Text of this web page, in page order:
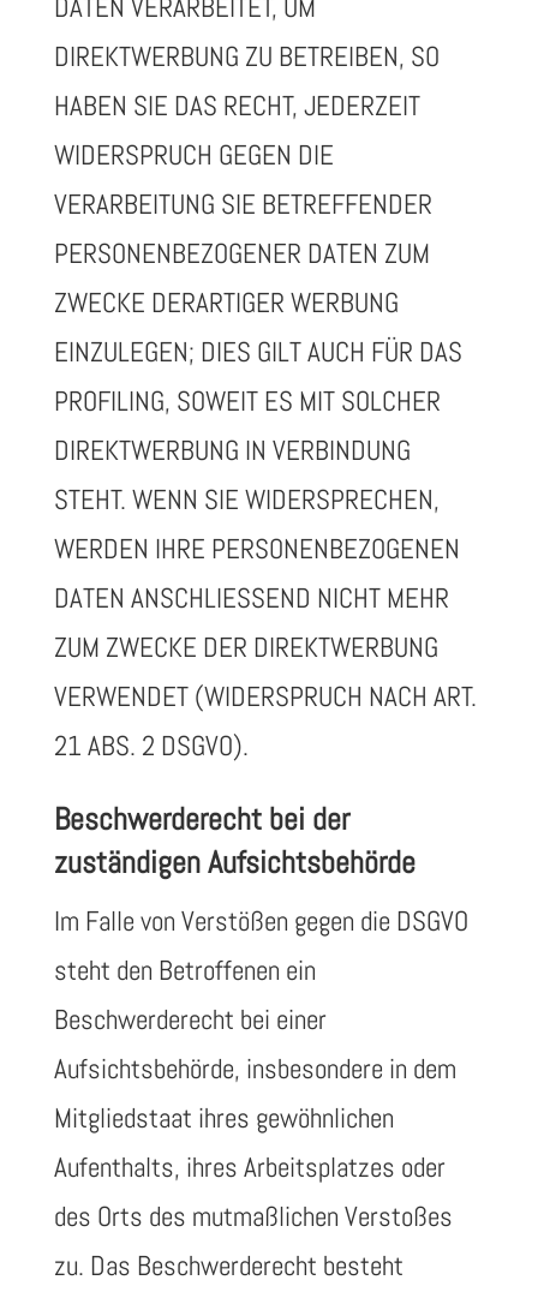
DATEN VERARBEITET, UM
DIREKTWERBUNG ZU BETREIBEN, SO
HABEN SIE DAS RECHT, JEDERZEIT
WIDERSPRUCH GEGEN DIE
VERARBEITUNG SIE BETREFFENDER
PERSONENBEZOGENER DATEN ZUM
ZWECKE DERARTIGER WERBUNG
EINZULEGEN; DIES GILT AUCH FÜR DAS
PROFILING, SOWEIT ES MIT SOLCHER
DIREKTWERBUNG IN VERBINDUNG
STEHT. WENN SIE WIDERSPRECHEN,
WERDEN IHRE PERSONENBEZOGENEN
DATEN ANSCHLIESSEND NICHT MEHR
ZUM ZWECKE DER DIREKTWERBUNG
VERWENDET (WIDERSPRUCH NACH ART.
21 ABS. 2 DSGVO).
Beschwerde­recht bei der
zuständigen Aufsichts­behörde
Im Falle von Verstößen gegen die DSGVO
steht den Betroffenen ein
Beschwerderecht bei einer
Aufsichtsbehörde, insbesondere in dem
Mitgliedstaat ihres gewöhnlichen
Aufenthalts, ihres Arbeitsplatzes oder
des Orts des mutmaßlichen Verstoßes
zu. Das Beschwerderecht besteht